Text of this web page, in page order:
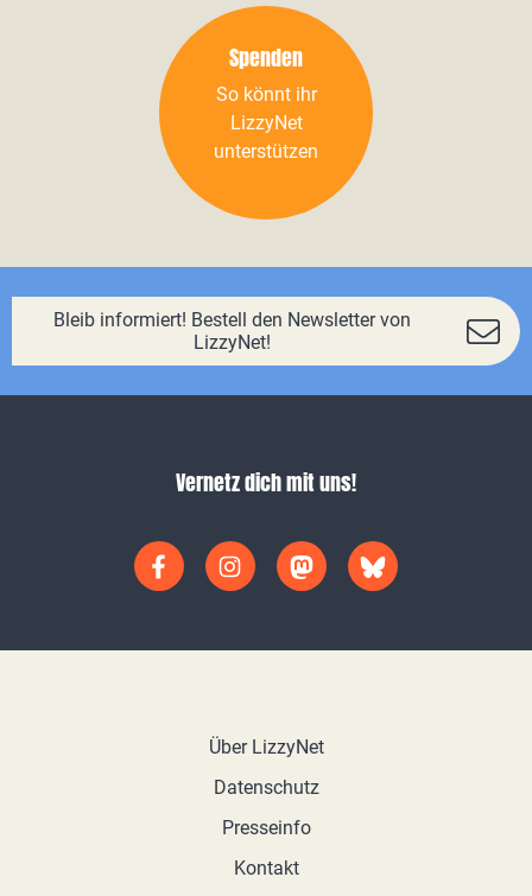
Spenden
So könnt ihr
LizzyNet
unterstützen
Bleib informiert! Bestell den Newsletter von
LizzyNet!
Vernetz dich mit uns!
Über LizzyNet
Datenschutz
Presseinfo
Kontakt